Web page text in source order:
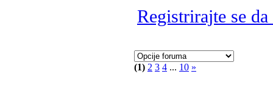
Registrirajte se
(1) 2 3 4 ... 10 »